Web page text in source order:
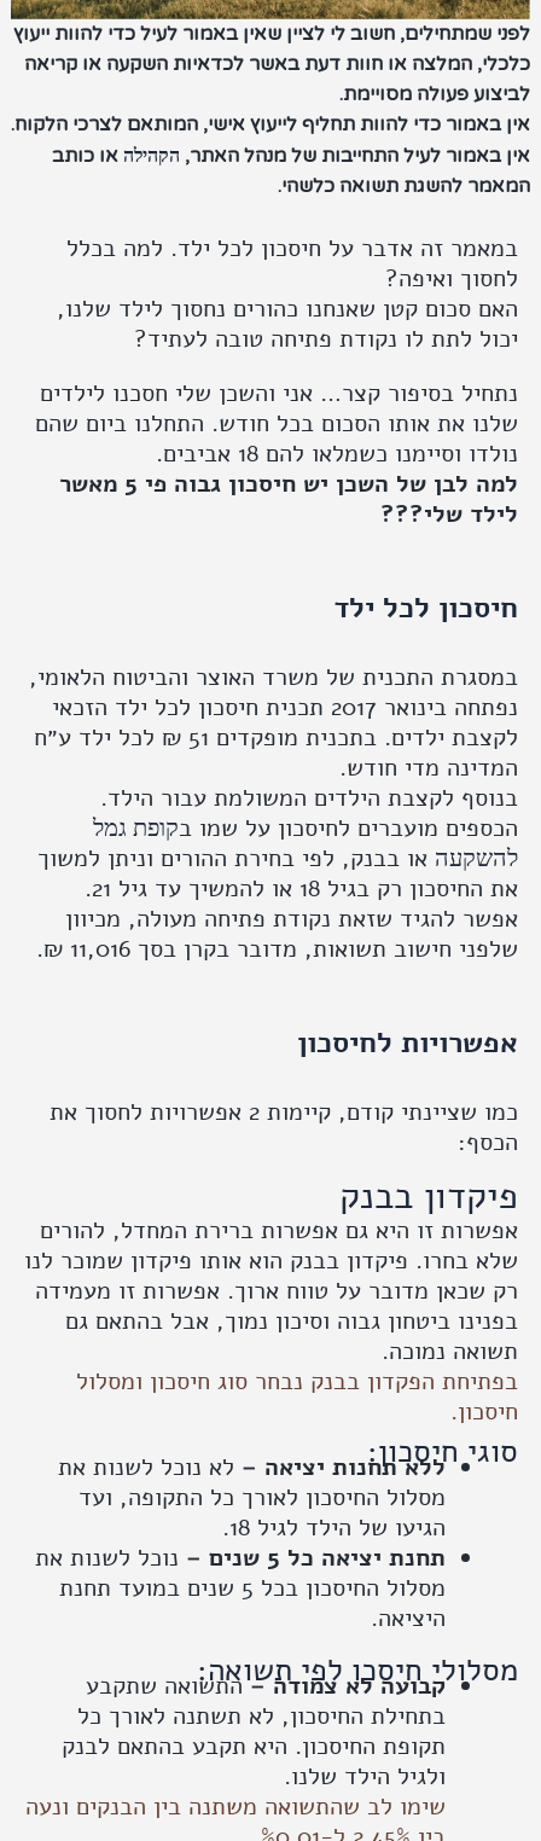
חשוב לי לציין שאין באמור לעיל כדי להוות ייעוץ
המלצה או חוות דעת באשר לכדאיות השקעה או קריאה
פעולה מסויימת.
כדי להוות תחליף לייעוץ אישי, המותאם לצרכי הלקוח.
לעיל התחייבות של מנהל האתר,הקהילה או כותב
להשגת תשואה כלשהי.
זה אדבר על חיסכון לכל ילד. למה בכלל
ואיפה?
סכום קטן שאנחנו כהורים נחסוך לילד שלנו,
לתת לו נקודת פתיחה טובה לעתיד?
בסיפור קצר… אני והשכן שלי חסכנו לילדים
את אותו הסכום בכל חודש. התחלנו ביום שהם
וסיימנו כשמלאו להם 18 אביבים.
למה לבן של השכן יש חיסכון גבוה פי 5 מאשר
שלי???
לכל ילד
התכנית של משרד האוצר והביטוח הלאומי,
נפתחה בינואר 2017 תכנית חיסכון לכל ילד הזכאי
לקצבת ילדים. בתכנית מופקדים 51 ₪ לכל ילד ע״ח
מדי חודש.
לקצבת הילדים המשולמת עבור הילד.
מועברים לחיסכון על שמו בקופת גמל
או בבנק, לפי בחירת ההורים וניתן למשוך
רק בגיל 18 או להמשיך עד גיל 21.
להגיד שזאת נקודת פתיחה מעולה, מכיוון
חישוב תשואות, מדובר בקרן בסך 11,016 ₪.
לחיסכון
כמו שציינתי קודם, קיימות 2 אפשרויות לחסוך את
בבנק
זו היא גם אפשרות ברירת המחדל, להורים
בחרו. פיקדון בבנק הוא אותו פיקדון שמוכר לנו
מדובר על טווח ארוך. אפשרות זו מעמידה
ביטחון גבוה וסיכון נמוך, אבל בהתאם גם
נמוכה.
הפקדון בבנק נבחר סוג חיסכון ומסלול
חיסכון:
ללא תחנות יציאה –לא נוכל לשנות את
מסלול החיסכון לאורך כל התקופה, ועד
הגיעו של הילד לגיל 18.
תחנת יציאה כל 5 שנים –
נוכל לשנות את
מסלול החיסכון בכל 5 שנים במועד תחנת
היציאה.
חיסכו לפי תשואה:
קבועה לא צמודה –התשואה שתקבע
בתחילת החיסכון, לא תשתנה לאורך כל
תקופת החיסכון. היא תקבע בהתאם לבנק
ולגיל הילד שלנו.
שימו לב שהתשואה משתנה בין הבנקים ונעה